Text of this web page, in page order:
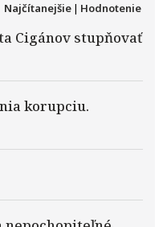
Najčítanejšie | Hodnotenie
Cigánov stupňovať
korupciu.